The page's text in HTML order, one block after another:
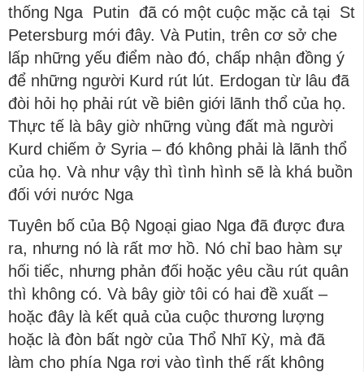
thống Nga Putin đã có một cuộc mặc cả tại St
Petersburg mới đây. Và Putin, trên cơ sở che
lấp những yếu điểm nào đó, chấp nhận đồng ý
để những người Kurd rút lút. Erdogan từ lâu đã
đòi hỏi họ phải rút về biên giới lãnh thổ của họ.
Thực tế là bây giờ những vùng đất mà người
Kurd chiếm ở Syria – đó không phải là lãnh thổ
của họ. Và như vậy thì tình hình sẽ là khá buồn
đối với nước Nga
Tuyên bố của Bộ Ngoại giao Nga đã được đưa
ra, nhưng nó là rất mơ hồ. Nó chỉ bao hàm sự
hối tiếc, nhưng phản đối hoặc yêu cầu rút quân
thì không có. Và bây giờ tôi có hai đề xuất –
hoặc đây là kết quả của cuộc thương lượng
hoặc là đòn bất ngờ của Thổ Nhĩ Kỳ, mà đã
làm cho phía Nga rơi vào tình thế rất không